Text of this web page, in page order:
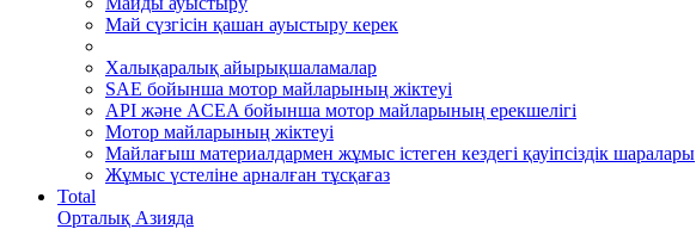
Май сүзгісін қашан ауыстыру керек
Халықаралық айырықшаламалар
SAE бойынша мотор майларының жіктеуі
API және ACEA бойынша мотор майларының ерекшелігі
Мотор майларының жіктеуі
Майлағыш материалдармен жұмыс істеген кездегі қауіпсіздік шаралары
Жұмыс үстеліне арналған тұсқағаз
Total
Орталық Азияда